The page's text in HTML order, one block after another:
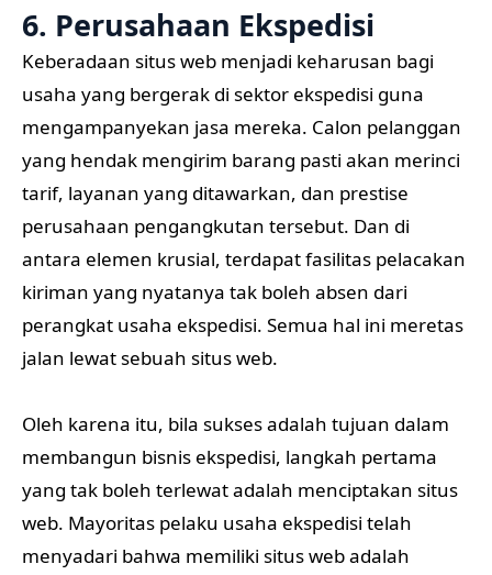
6. Perusahaan Ekspedisi
Keberadaan situs web menjadi keharusan bagi
usaha yang bergerak di sektor ekspedisi guna
mengampanyekan jasa mereka. Calon pelanggan
yang hendak mengirim barang pasti akan merinci
tarif, layanan yang ditawarkan, dan prestise
perusahaan pengangkutan tersebut. Dan di
antara elemen krusial, terdapat fasilitas pelacakan
kiriman yang nyatanya tak boleh absen dari
perangkat usaha ekspedisi. Semua hal ini meretas
jalan lewat sebuah situs web.
Oleh karena itu, bila sukses adalah tujuan dalam
membangun bisnis ekspedisi, langkah pertama
yang tak boleh terlewat adalah menciptakan situs
web. Mayoritas pelaku usaha ekspedisi telah
menyadari bahwa memiliki situs web adalah